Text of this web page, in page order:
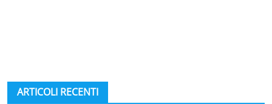
ARTICOLI RECENTI